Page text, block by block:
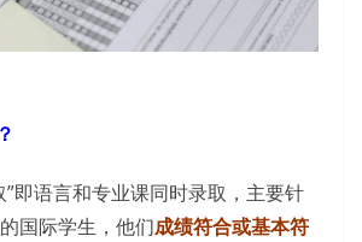
”即语言和专业课同时录取，主要针
国际学生，他们成绩符合或基本符